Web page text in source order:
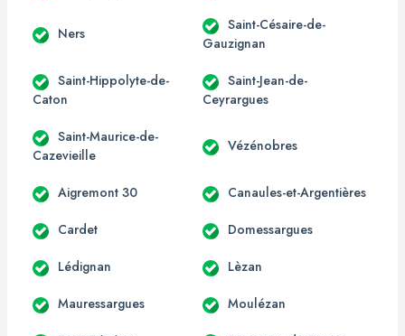
Ners
Saint-Césaire-de-
Gauzignan
Saint-Hippolyte-de-
Caton
Saint-Jean-de-
Ceyrargues
Saint-Maurice-de-
Cazevieille
Vézénobres
Aigremont 30 Canaules-et-Argentières
Cardet Domessargues
Lédignan Lèzan
Mauressargues Moulézan